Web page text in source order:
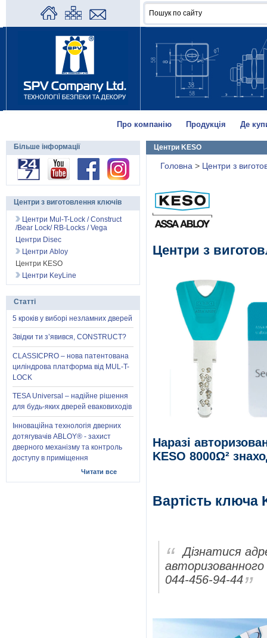
Про компанію Продукція Де
Центри KESO
Головна > Центри з
Центри з
Наразі
KESO 8000Ω²
Вартість ключа
Дізнатися
044-456-94-44
Більше інформації
Центри з виготовлення ключів
Центри Mul-T-Lock / Construct
/Bear Lock/ RB-Locks / Vega
Центри Disec
Центри Abloy
Центри KESO
Центри KeyLine
Статті
5 кроків у виборі незламних дверей
Звідки ти з’явився, CONSTRUCT?
CLASSICPRO – нова патентована
циліндрова платформа від MUL-T-
LOCK
TESA Universal – надійне рішення
для будь-яких дверей еваковиходів
Інноваційна технологія дверних
дотягувачів ABLOY® - захист
дверного механізму та контроль
доступу в приміщення
Читати все